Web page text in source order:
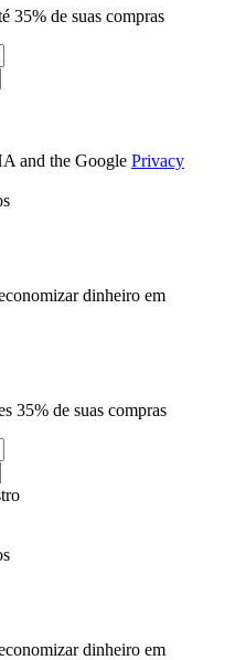
35% de suas compras
and the Google Privacy
dinheiro em
35% de suas compras
dinheiro em